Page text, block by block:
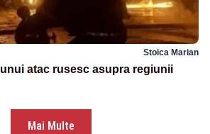
Stoica Marian
atac rusesc asupra regiunii
Mai Multe